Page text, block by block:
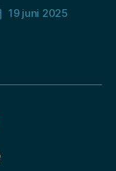
19 juni 2025